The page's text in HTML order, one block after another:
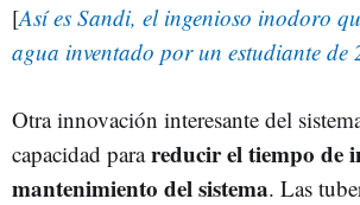
[Así es Sandi, el ingenioso inodoro
agua inventado por un estudiante de
Otra innovación interesante del
capacidad parareducir el tiempo de
mantenimiento del sistema. Las